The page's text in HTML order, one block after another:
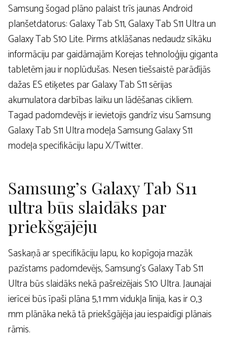
Samsung šogad plāno palaist trīs jaunas Android
planšetdatorus: Galaxy Tab S11, Galaxy Tab S11 Ultra un
Galaxy Tab S10 Lite. Pirms atklāšanas nedaudz sīkāku
informāciju par gaidāmajām Korejas tehnoloģiju giganta
tabletēm jau ir noplūdušas. Nesen tiešsaistē parādījās
dažas ES etiķetes par Galaxy Tab S11 sērijas
akumulatora darbības laiku un lādēšanas cikliem.
Tagad padomdevējs ir ievietojis gandrīz visu Samsung
Galaxy Tab S11 Ultra modeļa Samsung Galaxy S11
modeļa specifikāciju lapu X/Twitter.
Samsung’s Galaxy Tab S11
ultra būs slaidāks par
priekšgājēju
Saskaņā ar specifikāciju lapu, ko kopīgoja mazāk
pazīstams padomdevējs, Samsung’s Galaxy Tab S11
Ultra būs slaidāks nekā pašreizējais S10 Ultra. Jaunajai
ierīcei būs īpaši plāna 5,1 mm vidukļa līnija, kas ir 0,3
mm plānāka nekā tā priekšgājēja jau iespaidīgi plānais
rāmis.